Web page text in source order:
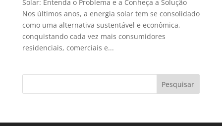
Solar: Entenda o Problema e a Conheça a Solução
Nos últimos anos, a energia solar tem se consolidado
como uma alternativa sustentável e econômica,
conquistando cada vez mais consumidores
residenciais, comerciais e...